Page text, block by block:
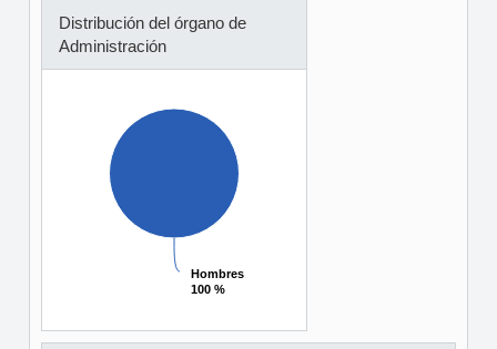
Distribución del órgano de
Administración
Hombres
100 %
Hombres
100 %